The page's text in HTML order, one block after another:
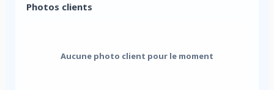
Photos clients
Aucune photo client pour le moment